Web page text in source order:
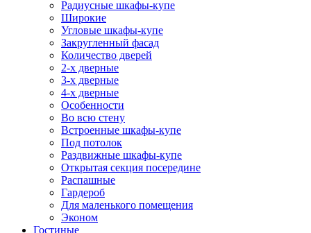
Радиусные шкафы-купе
Широкие
Угловые шкафы-купе
Закругленный фасад
Количество дверей
2-х дверные
3-х дверные
4-х дверные
Особенности
Во всю стену
Встроенные шкафы-купе
Под потолок
Раздвижные шкафы-купе
Открытая секция посередине
Распашные
Гардероб
Для маленького помещения
Эконом
Гостиные